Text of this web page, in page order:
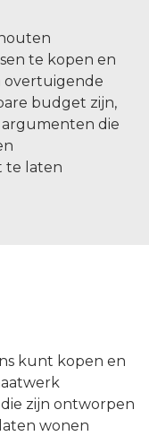
te kopen en
overtuigende
budget zijn,
die
te laten
kunt kopen en
zijn ontworpen
wonen